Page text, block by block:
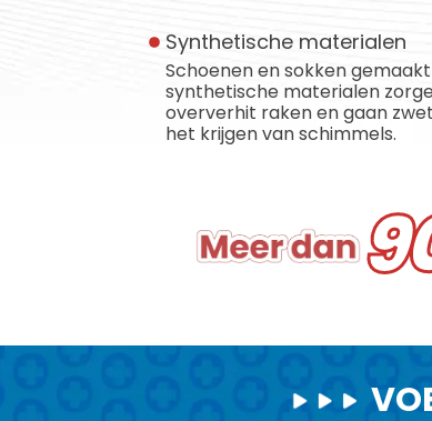
Synthetische materialen
Schoenen en sokken
synthetische materialen
oververhit raken en gaan
het krijgen van schimmels.